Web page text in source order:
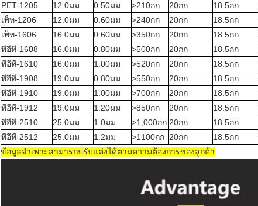
PET-1205
12.0มม 0.50มม >210กก 20กก 18.5กก
เพ็ท-1206
12.0มม 0.60มม >240กก 20กก 18.5กก
เพ็ท-1606
16.0มม 0.60มม >350กก 20กก 18.5กก
พีอีที-1608
16.0มม 0.80มม >500กก 20กก 18.5กก
พีอีที-1610
16.0มม 1.00มม >520กก 20กก 18.5กก
พีอีที-1908
19.0มม 0.80มม >550กก 20กก 18.5กก
พีอีที-1910
19.0มม 1.00มม >700กก 20กก 18.5กก
พีอีที-1912
19.0มม 1.20มม >850กก 20กก 18.5กก
พีอีที-2510
25.0มม 1.0มม >1,000กก 20กก 18.5กก
พีอีที-2512
25.0มม 1.2มม >1100กก 20กก 18.5กก
ข้อมูลจำเพาะสามารถปรับแต่งได้ตามความต้องการของลูกค้า